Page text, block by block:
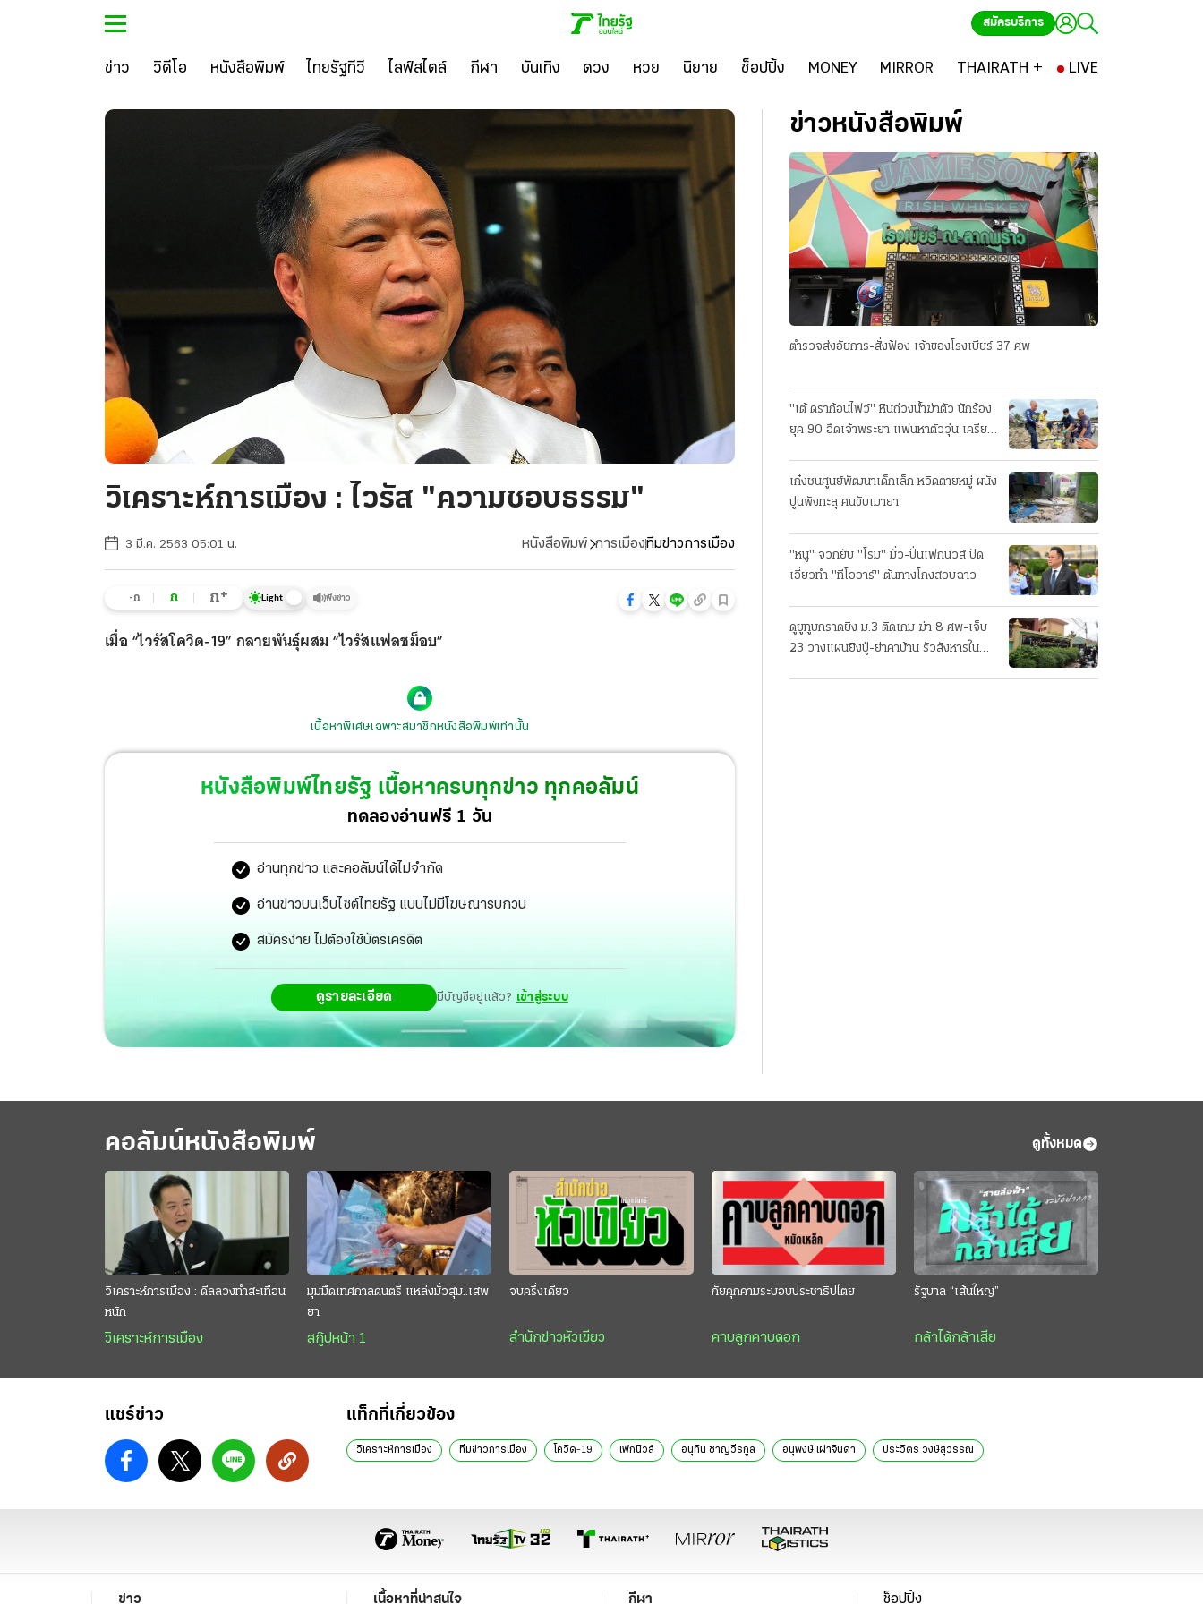
สมัครบริการ
ข่าว วิดีโอ หนังสือพิมพ์ ไทยรัฐทีวี ไลฟ์สไตล์ กีฬา บันเทิง ดวง หวย นิยาย ช็อปปิ้ง MONEY MIRROR THAIRATH + LIVE
วิเคราะห์การเมือง : ไวรัส "ความชอบธรรม"
3 มี.ค. 2563 05:01 น. หนังสือพิมพ์ การเมืองทีมข่าวการเมือง
-ก ก ก+ Light ฟังข่าว
เมื่อ “ไวรัสโควิด-19” กลายพันธุ์ผสม “ไวรัสแฟลชม็อบ”
เนื้อหาพิเศษเฉพาะสมาชิกหนังสือพิมพ์เท่านั้น
หนังสือพิมพ์ไทยรัฐ เนื้อหาครบทุกข่าว ทุกคอลัมน์
ทดลองอ่านฟรี 1 วัน
อ่านทุกข่าว และคอลัมน์ได้ไม่จำกัด
อ่านข่าวบนเว็บไซต์ไทยรัฐ แบบไม่มีโฆษณารบกวน
สมัครง่าย ไม่ต้องใช้บัตรเครดิต
ดูรายละเอียด มีบัญชีอยู่แล้ว? เข้าสู่ระบบ
ข่าวหนังสือพิมพ์
ตำรวจส่งอัยการ-สั่งฟ้อง เจ้าของโรงเบียร์ 37 ศพ
"เต้ ดราก้อนไฟว์" หินถ่วงน้ำฆ่าตัว นักร้อง
ยุค 90 อืดเจ้าพระยา แฟนหาตัววุ่น เครียด
เก๋งชนศูนย์พัฒนาเด็กเล็ก หวิดตายหมู่ ผนัง
ปูนพังทะลุ คนขับเมายา
"หนู" จวกยับ "โรม" มั่ว-ปั่นเฟกนิวส์ ปัด
เอี่ยวทํา "ทีโออาร์" ต้นทางโกงสอบฉาว
ดูยูทูบกราดยิง ม.3 ติดเกม ฆ่า 8 ศพ-เจ็บ
23 วางแผนยิงปู่-ย่าคาบ้าน รัวสังหารใน
คอลัมน์หนังสือพิมพ์ ดูทั้งหมด
วิเคราะห์การเมือง : ดีลลวงทำสะเทือน
หนัก
วิเคราะห์การเมือง
มุมมืดเทศกาลดนตรี แหล่งมั่วสุม..เสพ
ยา
สกู๊ปหน้า 1
จบครึ่งเดียว
สำนักข่าวหัวเขียว
ภัยคุกคามระบอบประชาธิปไตย
คาบลูกคาบดอก
รัฐบาล “เส้นใหญ่”
กล้าได้กล้าเสีย
แชร์ข่าว แท็กที่เกี่ยวข้อง
วิเคราะห์การเมือง ทีมข่าวการเมือง โควิด-19 เฟกนิวส์ อนุทิน ชาญวีรกูล อนุพงษ์ เผ่าจินดา ประวิตร วงษ์สุวรรณ
ข่าว เนื้อหาที่น่าสนใจ กีฬา ช็อปปิ้ง